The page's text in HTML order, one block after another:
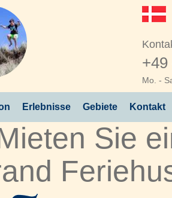
+49
Mo. -
Erlebnisse Gebiete Kontakt
Sie